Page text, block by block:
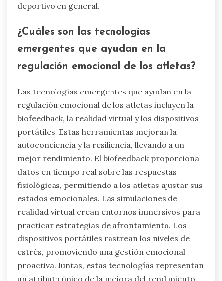
deportivo en general.
¿Cuáles son las tecnologías
emergentes que ayudan en la
regulación emocional de los atletas?
Las tecnologías emergentes que ayudan en la
regulación emocional de los atletas incluyen la
biofeedback, la realidad virtual y los dispositivos
portátiles. Estas herramientas mejoran la
autoconciencia y la resiliencia, llevando a un
mejor rendimiento. El biofeedback proporciona
datos en tiempo real sobre las respuestas
fisiológicas, permitiendo a los atletas ajustar sus
estados emocionales. Las simulaciones de
realidad virtual crean entornos inmersivos para
practicar estrategias de afrontamiento. Los
dispositivos portátiles rastrean los niveles de
estrés, promoviendo una gestión emocional
proactiva. Juntas, estas tecnologías representan
un atributo único de la mejora del rendimiento